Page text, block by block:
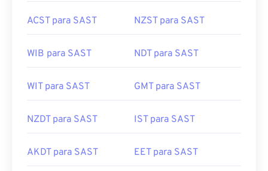
ACST para SAST NZST para SAST
WIB para SAST NDT para SAST
WIT para SAST GMT para SAST
NZDT para SAST IST para SAST
AKDT para SAST EET para SAST